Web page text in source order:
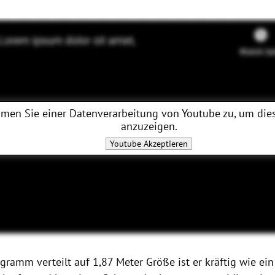
Sie einer Datenverarbeitung vonYoutubezu, um
anzuzeigen.
Youtube Akzeptieren
verteilt auf 1,87 Meter Größe ist er kräftig wie